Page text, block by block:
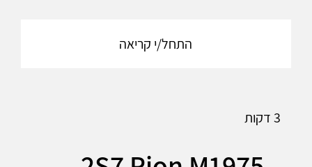
התחל/י קריאה
3 דקות